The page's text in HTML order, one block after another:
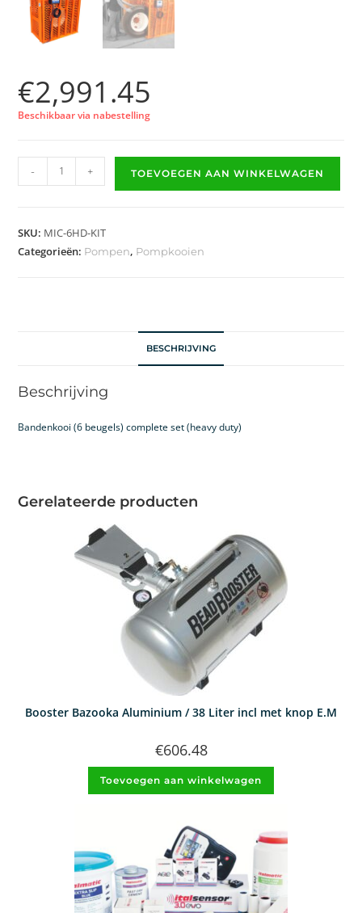
€2,991.45
Beschikbaar via nabestelling
- + TOEVOEGEN AAN WINKELWAGEN
SKU: MIC-6HD-KIT
Categorieën: Pompen, Pompkooien
BESCHRIJVING
Beschrijving
Bandenkooi (6 beugels) complete set (heavy duty)
Gerelateerde producten
Booster Bazooka Aluminium / 38 Liter incl met knop E.M
€606.48
Toevoegen aan winkelwagen